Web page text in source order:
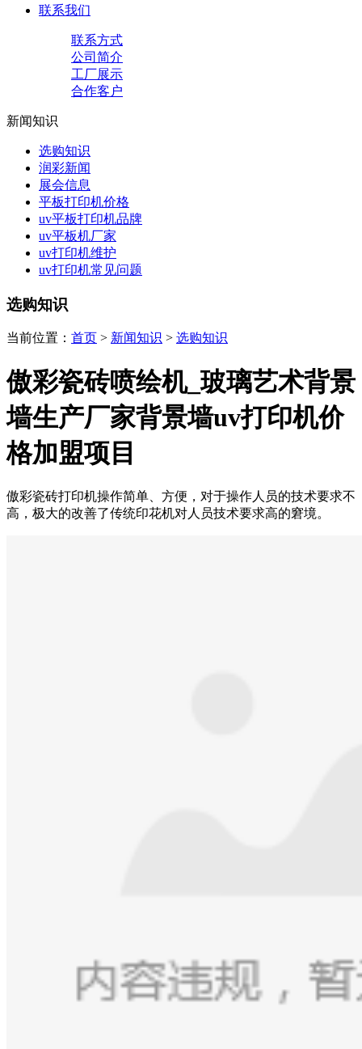
联系我们
联系方式
公司简介
工厂展示
合作客户
新闻知识
选购知识
润彩新闻
展会信息
平板打印机价格
uv平板打印机品牌
uv平板机厂家
uv打印机维护
uv打印机常见问题
选购知识
当前位置： 首页 > 新闻知识 > 选购知识
傲彩瓷砖喷绘机_玻璃艺术背景
墙生产厂家背景墙uv打印机价
格加盟项目
傲彩瓷砖打印机操作简单、方便，对于操作人员的技术要求不
高，极大的改善了传统印花机对人员技术要求高的窘境。